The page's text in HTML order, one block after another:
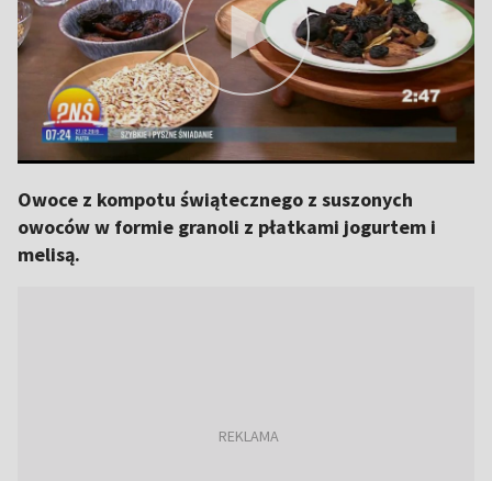
Owoce z kompotu świątecznego z suszonych
owoców w formie granoli z płatkami jogurtem i
melisą.